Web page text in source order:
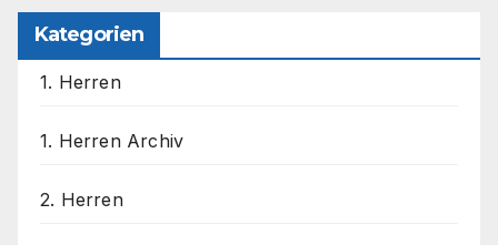
Kategorien
1. Herren
1. Herren Archiv
2. Herren